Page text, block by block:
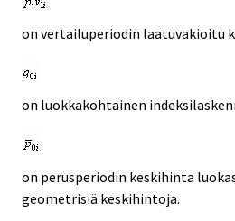
on vertailuperiodin laatuvakioitu
on luokkakohtainen
on perusperiodin keskihinta
geometrisiä keskihintoja.